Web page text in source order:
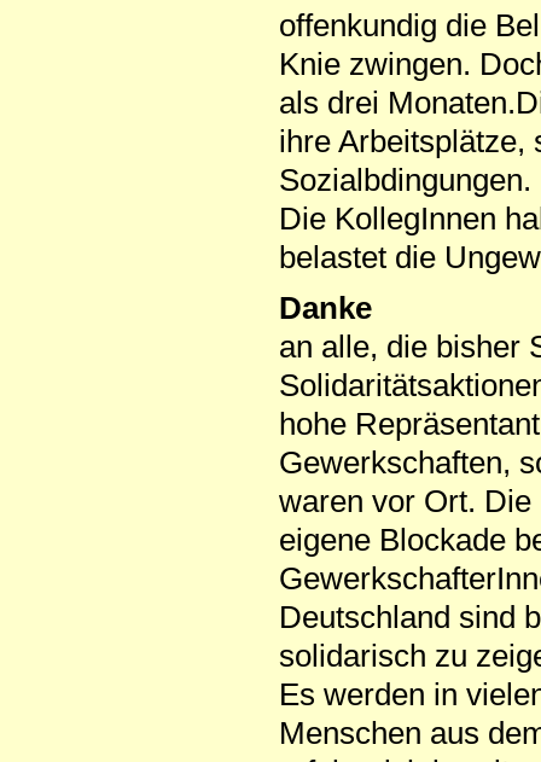
offenkundig die
Knie zwingen.
als drei
ihre Arbeitsplätze,
Die KollegInnen
belastet die
Danke
an alle, die bisher
hohe
Gewerkschaften,
waren vor Ort. Die
eigene Blockade
Deutschland sind
solidarisch zu
Es werden in
Menschen aus